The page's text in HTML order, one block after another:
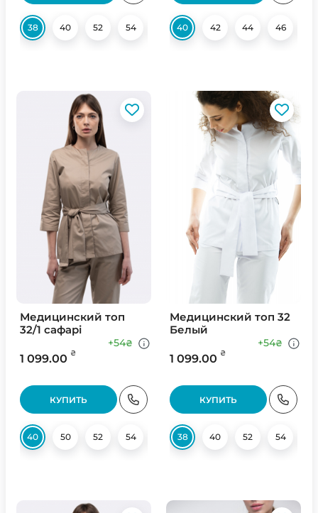
38 40 52 54 56
40 42 44 46
Медицинский топ
32/1 сафарі
1 099.00 ₴
+54₴
КУПИТЬ
40 50 52 54 58
Медицинский топ 32
Белый
1 099.00 ₴
+54₴
КУПИТЬ
38 40 52 54